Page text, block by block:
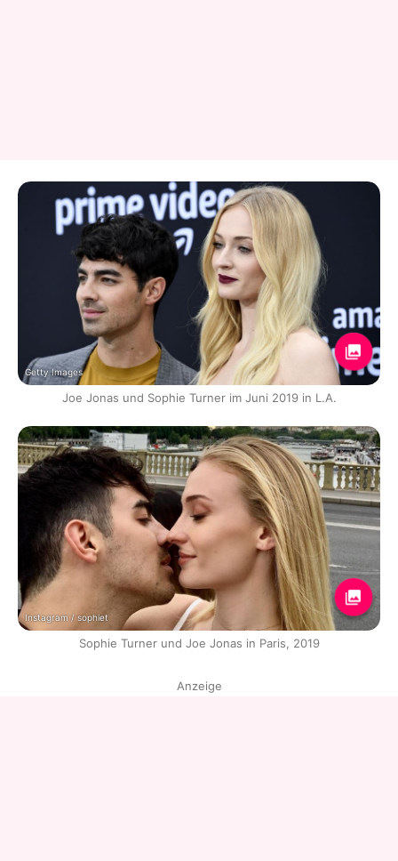
Getty Images
Joe Jonas und Sophie Turner im Juni 2019 in L.A.
Instagram / sophiet
Sophie Turner und Joe Jonas in Paris, 2019
Anzeige